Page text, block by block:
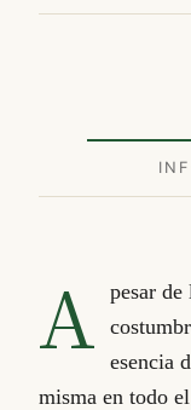
A
pesar
esencia
misma en todo